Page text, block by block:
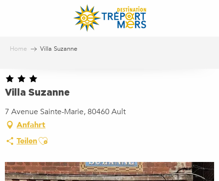
Home Villa Suzanne
Villa Suzanne
7 Avenue Sainte-Marie, 80460 Ault
Anfahrt
TeilenAjouter aux favoris